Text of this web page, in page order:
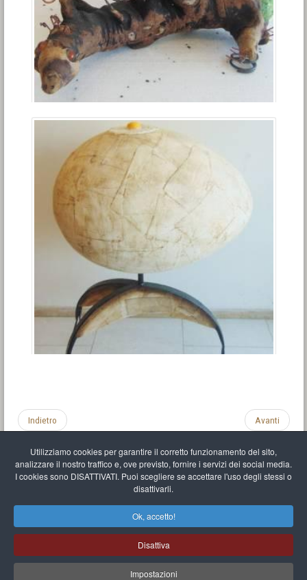
Utilizziamo cookies per garantire il corretto funzionamento del sito,
analizzare il nostro traffico e, ove previsto, fornire i servizi dei social media.
I cookies sono DISATTIVATI. Puoi scegliere se accettare l'uso degli stessi o
disattivarli.
Ok, accetto!
Disattiva
Impostazioni
Indietro Avanti
Mappa del sito
Mr Balthasar Brennenstuhl
Artista scultore e pittore
Quai Séverine Résidence Navy Club / 17 83430 Saint-Mandrier-sur-Mer,Provence-
Alpes-Côte d'Azur-France